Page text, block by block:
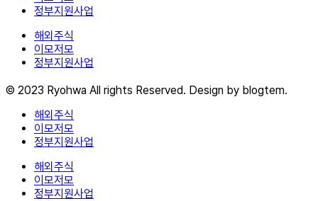
정부지원사업
해외주식
이모저모
정부지원사업
© 2023 Ryohwa All rights Reserved. Design by blogtem.
해외주식
이모저모
정부지원사업
해외주식
이모저모
정부지원사업